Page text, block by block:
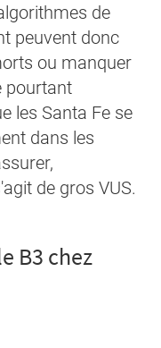
de
peuvent donc
ou manquer
pourtant
les Santa Fe se
dans les
de gros VUS.
B3 chez